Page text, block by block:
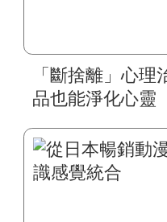
「斷捨離」心
品也能淨化心靈